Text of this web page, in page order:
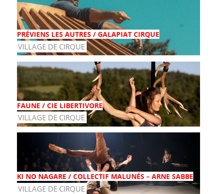
PRÉVIENS LES AUTRES / GALAPIAT CIRQUE
VILLAGE DE CIRQUE
FAUNE / CIE LIBERTIVORE
VILLAGE DE CIRQUE
KI NO NAGARE / COLLECTIF MALUNÉS – ARNE SABBE
VILLAGE DE CIRQUE